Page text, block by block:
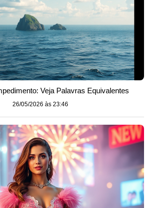
Veja Palavras Equivalentes
26/05/2026 às 23:46